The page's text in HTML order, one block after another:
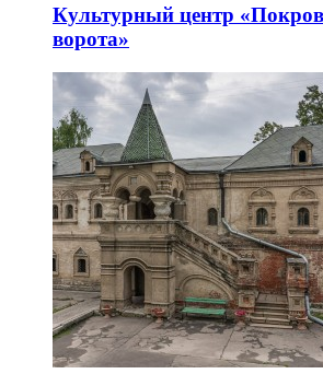
Культурный центр
ворота»